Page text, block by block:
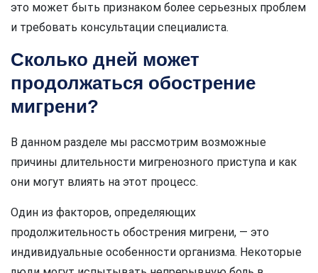
это может быть признаком более серьезных проблем
и требовать консультации специалиста.
Сколько дней может
продолжаться обострение
мигрени?
В данном разделе мы рассмотрим возможные
причины длительности мигренозного приступа и как
они могут влиять на этот процесс.
Один из факторов, определяющих
продолжительность обострения мигрени, — это
индивидуальные особенности организма. Некоторые